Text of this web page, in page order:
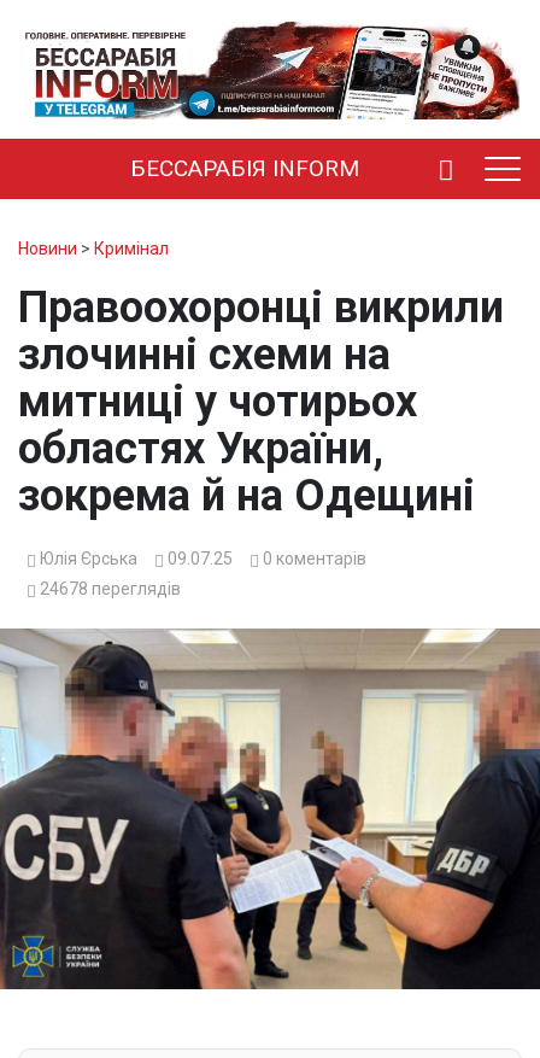
БЕССАРАБІЯ INFORM
Новини > Кримінал
Правоохоронці викрили
злочинні схеми на
митниці у чотирьох
областях України,
зокрема й на Одещині
Юлія Єрська 09.07.25 0 коментарів
24678 переглядів